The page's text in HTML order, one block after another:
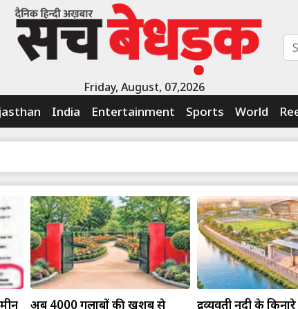
Friday, August, 07,2026
India Entertainment Sports World
अब 4000 गुलाबों की खुशबू से द्रव्यवती नदी के